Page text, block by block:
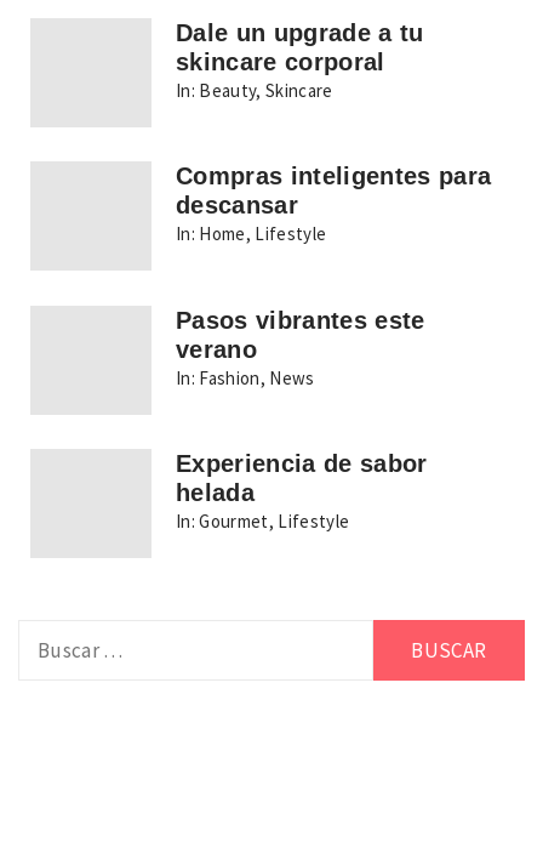
Dale un upgrade a tu
skincare corporal
In: Beauty,Skincare
Compras inteligentes para
descansar
In: Home, Lifestyle
Pasos vibrantes este
verano
In: Fashion, News
Experiencia de sabor
helada
In: Gourmet, Lifestyle